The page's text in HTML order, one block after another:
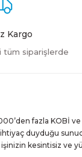
Kargo
tüm siparişlerde
fazla KOBİ
duyduğu
işinizin kesintisiz ve